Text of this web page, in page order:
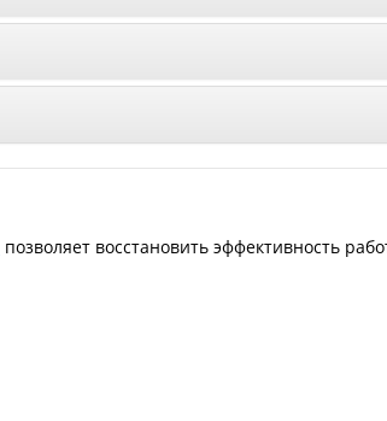
позволяет восстановить эффективность